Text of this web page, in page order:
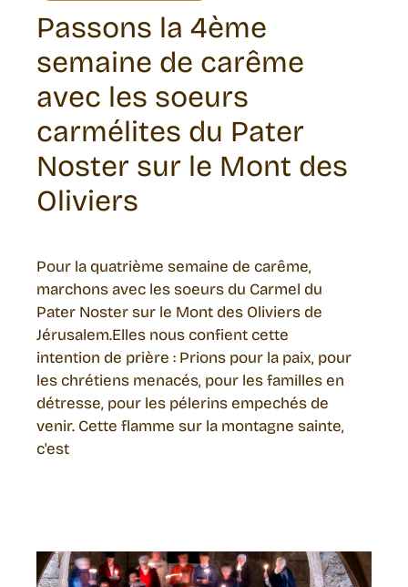
Passons la 4ème
semaine de carême
avec les soeurs
carmélites du Pater
Noster sur le Mont des
Oliviers
Pour la quatrième semaine de carême,
marchons avec les soeurs du Carmel du
Pater Noster sur le Mont des Oliviers de
Jérusalem.Elles nous confient cette
intention de prière : Prions pour la paix, pour
les chrétiens menacés, pour les familles en
détresse, pour les pélerins empechés de
venir. Cette flamme sur la montagne sainte,
c'est